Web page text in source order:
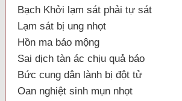
Bạch Khởi lạm sát phải tự sát
Lạm sát bị ung nhọt
Hồn ma báo mộng
Sai dịch tàn ác chịu quả báo
Bức cung dân lành bị đột tử
Oan nghiệt sinh mụn nhọt